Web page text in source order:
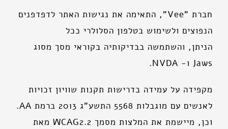
חברת "Vee", התאימה את נגישות האתר לדפדפנים
הנפוצים ולשימוש בטלפון הסלולרי ככל
הניתן, והשתמשה בבדיקותיה בקוראי מסך מסוג
Jaws ו- NVDA.
מקפידה על עמידה בדרישות תקנות שוויון זכויות
לאנשים עם מוגבלות 5568 התשע"ג 2013 ברמת AA.
וכן, מיישמת את המלצות מסמך WCAG2.2 מאת